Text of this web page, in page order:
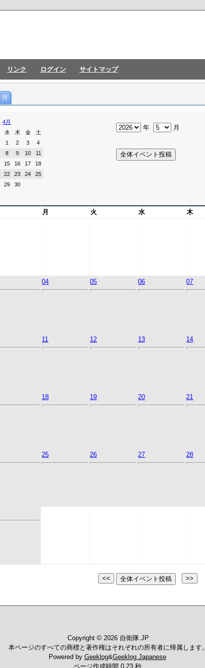
リンク ログイン サイトマップ
月
4月
水 木 金
土
1
2 3
4
8 9 10
11
15 16 17
18
22 23 24
25
29 30
年 月
月 火 水 木
04 05 06 07
11 12 13 14
18 19 20 21
25 26 27 28
Copyright © 2026 自衛隊.JP
本ページのすべての商標と著作権はそれぞれの所有者に帰属します。
Powered by Geeklog&Geeklog Japanese
ページ作成時間 0.23 秒